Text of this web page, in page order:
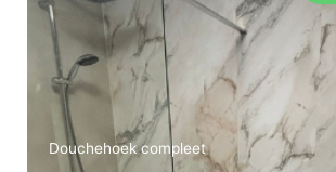
Douchehoek compleet